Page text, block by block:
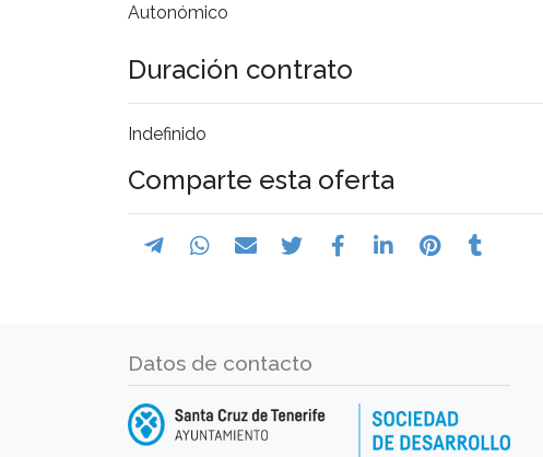
Autonómico
Duración contrato
Indefinido
Comparte esta oferta
Datos de contacto